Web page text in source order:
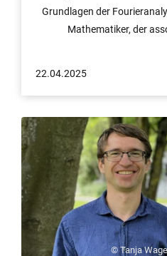
Grundlagen der
Mathematiker, der
22.04.2025
© Tanja